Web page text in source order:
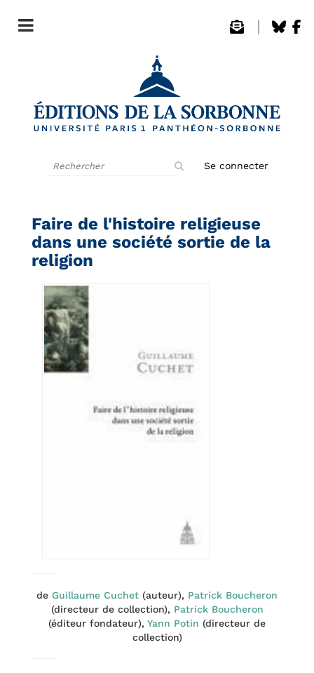
Se connecter
Faire de l'histoire religieuse
dans une société sortie de la
religion
de Guillaume Cuchet (auteur), Patrick Boucheron
(directeur de collection), Patrick Boucheron
(éditeur fondateur), Yann Potin (directeur de
collection)